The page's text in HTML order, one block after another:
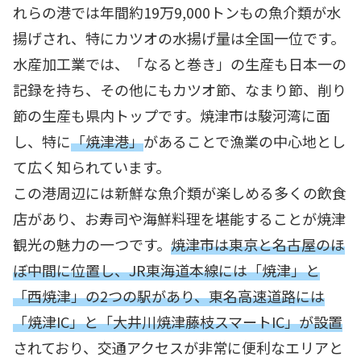
れらの港では年間約19万9,000トンもの魚介類が水
揚げされ、特にカツオの水揚げ量は全国一位です。
水産加工業では、「なると巻き」の生産も日本一の
記録を持ち、その他にもカツオ節、なまり節、削り
節の生産も県内トップです。焼津市は駿河湾に面
し、特に「焼津港」があることで漁業の中心地とし
て広く知られています。
この港周辺には新鮮な魚介類が楽しめる多くの飲食
店があり、お寿司や海鮮料理を堪能することが焼津
観光の魅力の一つです。焼津市は東京と名古屋のほ
ぼ中間に位置し、JR東海道本線には「焼津」と
「西焼津」の2つの駅があり、東名高速道路には
「焼津IC」と「大井川焼津藤枝スマートIC」が設置
されており、交通アクセスが非常に便利なエリアと